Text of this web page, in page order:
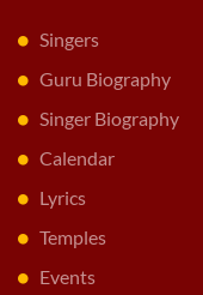
Singers
Guru Biography
Singer Biography
Calendar
Lyrics
Temples
Events